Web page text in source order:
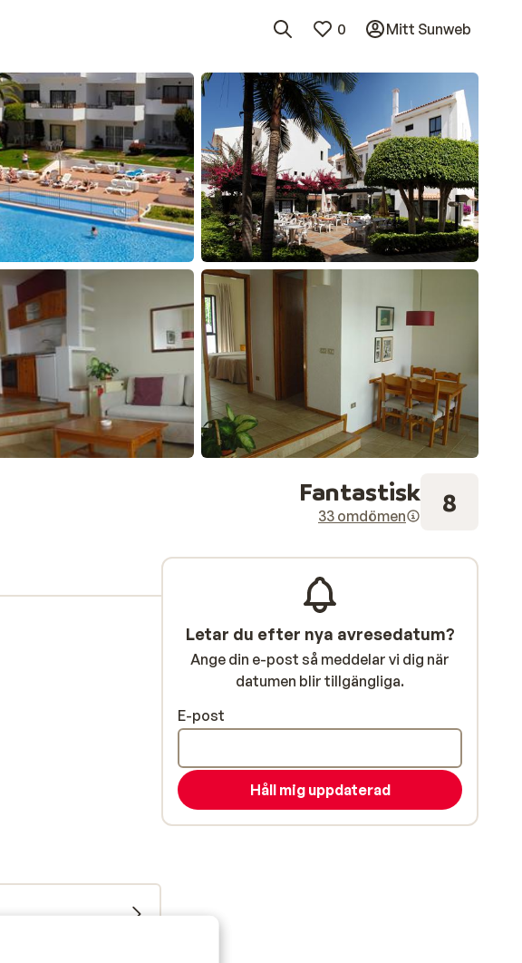
0 Mitt Sunweb
Fantastisk
33 omdömen 8
Letar du efter nya avresedatum?
Ange din e-post så meddelar vi dig när
datumen blir tillgängliga.
E-post
Håll mig uppdaterad